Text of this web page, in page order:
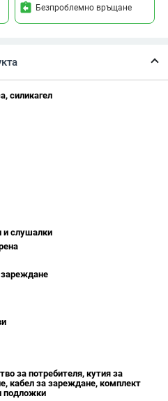
assignment_return Безпроблемно връщане
силикагел
и слушалки
за потребителя, кутия за
кабел за зареждане, комплект
подложки